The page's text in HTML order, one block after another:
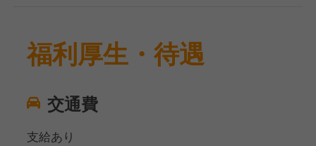
福利厚生・待遇
交通費
支給あり